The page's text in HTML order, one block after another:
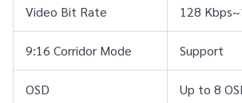
Video Bit Rate 128
9:16 Corridor Mode Support
OSD Up to 8